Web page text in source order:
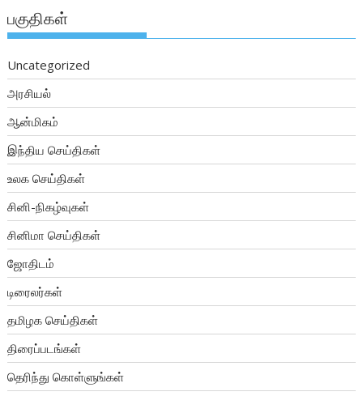
பகுதிகள்
Uncategorized
அரசியல்
ஆன்மிகம்
இந்திய செய்திகள்
உலக செய்திகள்
சினி-நிகழ்வுகள்
சினிமா செய்திகள்
ஜோதிடம்
டிரைலர்கள்
தமிழக செய்திகள்
திரைப்படங்கள்
தெரிந்து கொள்ளுங்கள்